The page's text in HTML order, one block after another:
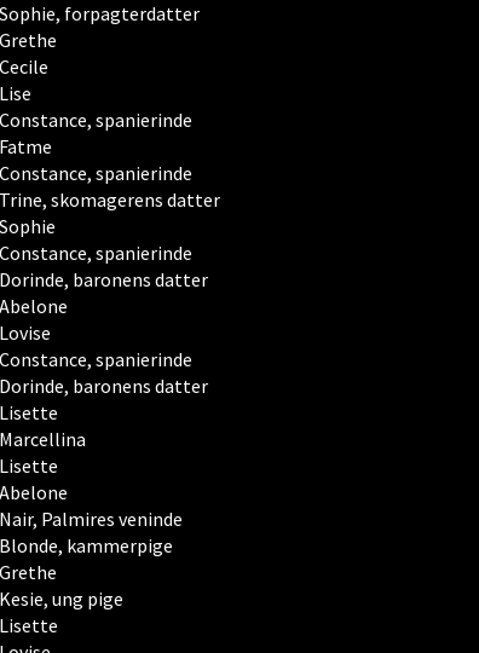
Sophie, forpagterdatter
Grethe
Cecile
Lise
Constance, spanierinde
Fatme
Constance, spanierinde
Trine, skomagerens datter
Sophie
Constance, spanierinde
Dorinde, baronens datter
Abelone
Lovise
Constance, spanierinde
Dorinde, baronens datter
Lisette
Marcellina
Lisette
Abelone
Nair, Palmires veninde
Blonde, kammerpige
Grethe
Kesie, ung pige
Lisette